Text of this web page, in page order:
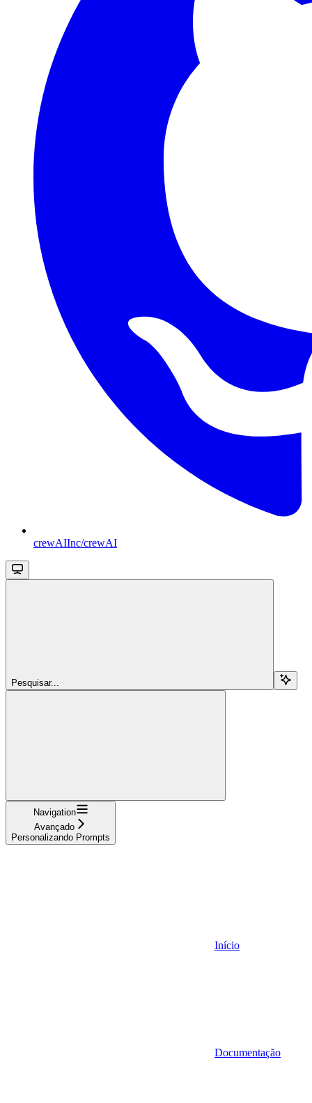
crewAIInc/crewAI
Pesquisar...
Navigation
Avançado
Personalizando Prompts
Início
Documentação